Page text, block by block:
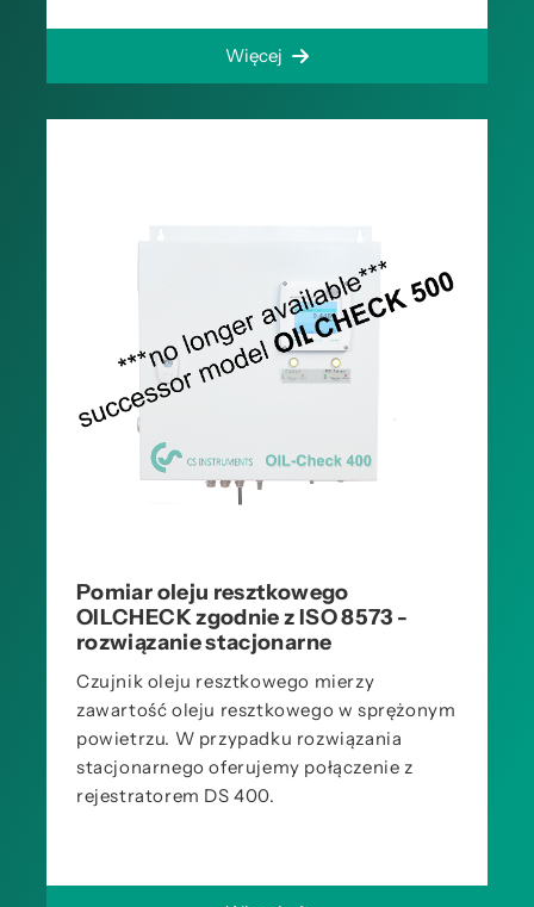
Więcej
Pomiar oleju resztkowego
OILCHECK zgodnie z ISO 8573 -
rozwiązanie stacjonarne
Czujnik oleju resztkowego mierzy
zawartość oleju resztkowego w sprężonym
powietrzu. W przypadku rozwiązania
stacjonarnego oferujemy połączenie z
rejestratorem DS 400.